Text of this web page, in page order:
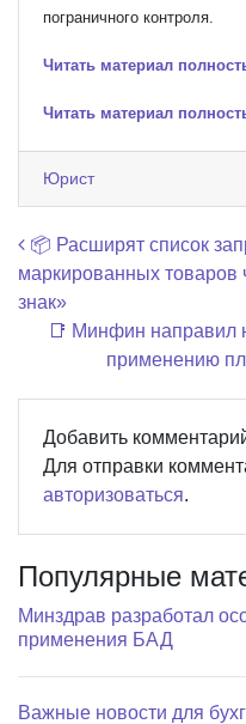
пограничного контроля.
Читать материал
Читать материал
Юрист
Навигация по
📦 Расширят список
маркированных товаров
знак»
📑 Минфин направил
применению
Добавить
Для отправки
авторизоваться.
Популярные
Минздрав разработал
применения БАД
Важные новости для